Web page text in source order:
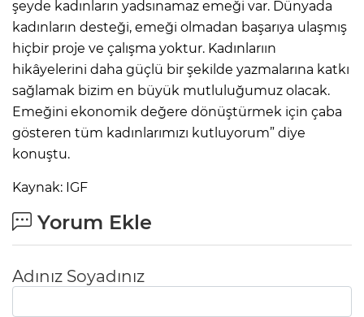
şeyde kadınların yadsınamaz emeği var. Dünyada
kadınların desteği, emeği olmadan başarıya ulaşmış
hiçbir proje ve çalışma yoktur. Kadınlarıın
hikâyelerini daha güçlü bir şekilde yazmalarına katkı
sağlamak bizim en büyük mutluluğumuz olacak.
Emeğini ekonomik değere dönüştürmek için çaba
gösteren tüm kadınlarımızı kutluyorum” diye
konuştu.
Kaynak: IGF
Yorum Ekle
Adınız Soyadınız